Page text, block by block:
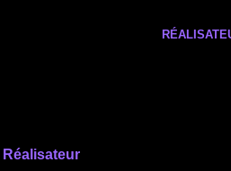
Réalisateur